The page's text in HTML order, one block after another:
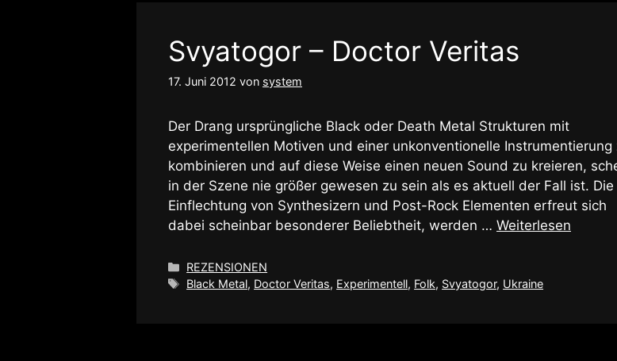
Svyatogor – Doctor Veritas
17. Juni 2012 von system
Der Drang ursprüngliche Black oder Death Metal Strukturen mit
experimentellen Motiven und einer unkonventionelle Instrumentierung
kombinieren und auf diese Weise einen neuen Sound zu kreieren,
in der Szene nie größer gewesen zu sein als es aktuell der Fall ist. Die
Einflechtung von Synthesizern und Post-Rock Elementen erfreut sich
dabei scheinbar besonderer Beliebtheit, werden … Weiterlesen
Kategorien
REZENSIONEN
Schlagwörter
Black Metal, Doctor Veritas, Experimentell, Folk, Svyatogor, Ukraine